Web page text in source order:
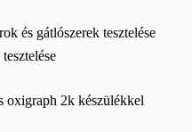
és gátlószerek tesztelése
oxigraph 2k készülékkel